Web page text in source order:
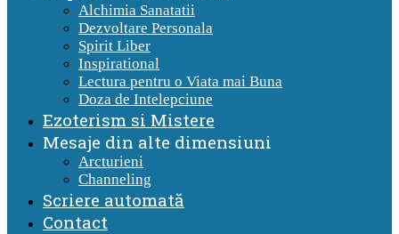
Alchimia Sanatatii
Dezvoltare Personala
Spirit Liber
Inspirational
Lectura pentru o Viata mai Buna
Doza de Intelepciune
Ezoterism si Mistere
Mesaje din alte dimensiuni
Arcturieni
Channeling
Scriere automată
Contact